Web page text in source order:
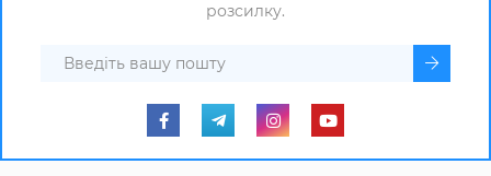
розсилку.